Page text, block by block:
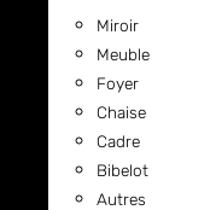
Miroir
Meuble
Foyer
Chaise
Cadre
Bibelot
Autres